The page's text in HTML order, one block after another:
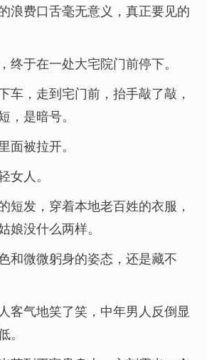
浪费口舌毫无意义，真正要见的
终于在一处大宅院门前停下。
车，走到宅门前，抬手敲了敲，
，是暗号。
面被拉开。
女人。
短发，穿着本地老百姓的衣服，
娘没什么两样。
和微微躬身的姿态，还是藏不
客气地笑了笑，中年男人反倒显